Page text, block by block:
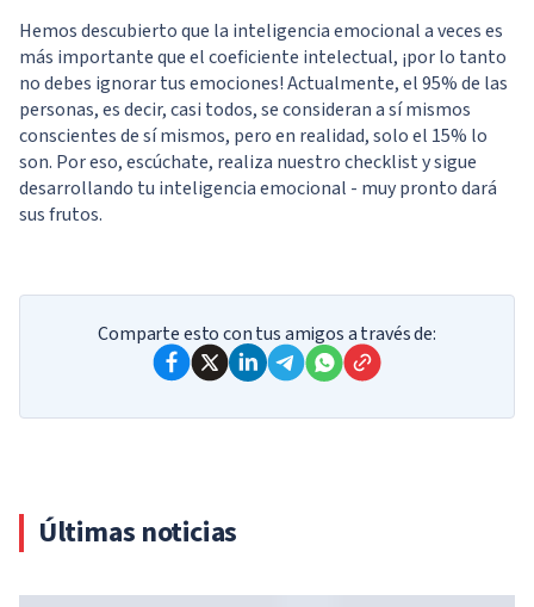
Hemos descubierto que la inteligencia emocional a veces es
más importante que el coeficiente intelectual, ¡por lo tanto
no debes ignorar tus emociones! Actualmente, el 95% de las
personas, es decir, casi todos, se consideran a sí mismos
conscientes de sí mismos, pero en realidad, solo el 15% lo
son. Por eso, escúchate, realiza nuestro checklist y sigue
desarrollando tu inteligencia emocional - muy pronto dará
sus frutos.
Comparte esto con tus amigos a través de:
Últimas noticias